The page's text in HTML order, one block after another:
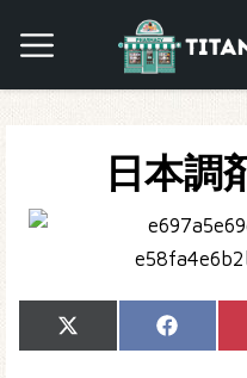
日本調
Share
on
X
(Twitter)
Share
on